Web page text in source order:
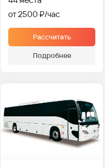
от 2500 ₽
Рассчитать
Подробнее